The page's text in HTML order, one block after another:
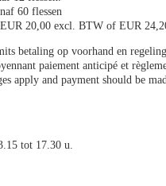
60 flessen
20,00 excl. BTW of EUR
betaling op voorhand en
paiement anticipé et
apply and payment should be
tot 17.30 u.